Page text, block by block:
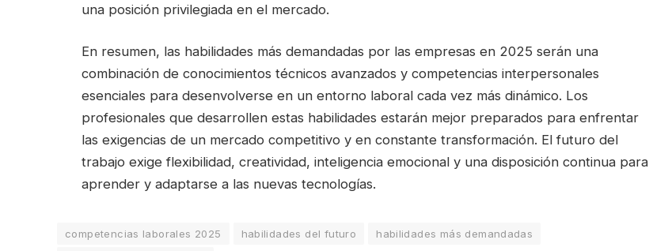
una posición privilegiada en el mercado.
En resumen, las habilidades más demandadas por las empresas en 2025 serán una
combinación de conocimientos técnicos avanzados y competencias interpersonales
esenciales para desenvolverse en un entorno laboral cada vez más dinámico. Los
profesionales que desarrollen estas habilidades estarán mejor preparados para enfrentar
las exigencias de un mercado competitivo y en constante transformación. El futuro del
trabajo exige flexibilidad, creatividad, inteligencia emocional y una disposición continua para
aprender y adaptarse a las nuevas tecnologías.
competencias laborales 2025 habilidades del futuro
habilidades más demandadas